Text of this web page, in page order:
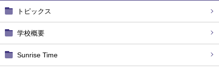
トピックス
学校概要
Sunrise Time